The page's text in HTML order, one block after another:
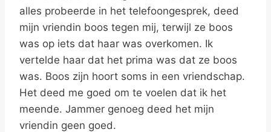
alles probeerde in het telefoongesprek, deed
mijn vriendin boos tegen mij, terwijl ze boos
was op iets dat haar was overkomen. Ik
vertelde haar dat het prima was dat ze boos
was. Boos zijn hoort soms in een vriendschap.
Het deed me goed om te voelen dat ik het
meende. Jammer genoeg deed het mijn
vriendin geen goed.